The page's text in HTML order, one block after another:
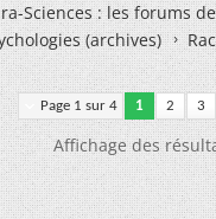
Sciences : les forums
(archives)
Page 1 sur 4 1 2 3
Affichage des